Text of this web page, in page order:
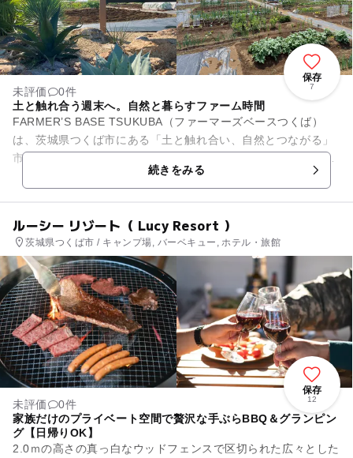
保存
7
未評価
0件
土と触れ合う週末へ。自然と暮らすファーム時間
FARMER’S BASE TSUKUBA（ファーマーズベースつくば）
は、茨城県つくば市にある「土と触れ合い、自然とつながる」
市民農園とキャンプ・BBQ場を併設した複合型アウトドア施設
続きをみる
ルーシー リゾート（ Lucy Resort ）
茨城県つくば市 / キャンプ場, バーベキュー, ホテル・旅館
保存
12
未評価
0件
家族だけのプライベート空間で贅沢な手ぶらBBQ＆グランピン
グ【日帰りOK】
2.0ｍの高さの真っ白なウッドフェンスで区切られた広々とした